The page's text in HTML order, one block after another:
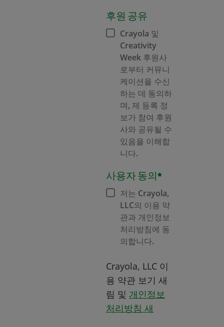
후원 공유
Crayola 및
Creativity
Week 후원사
로부터 커뮤니
케이션을 수신
하는 데 동의하
며, 제 등록 정
보가 참여 후원
사와 공유될 수
있음을 이해합
니다.
사용자 동의*
저는 Crayola,
LLC의 이용 약
관과 개인정보
처리방침에 동
의합니다.
Crayola, LLC 이
용 약관 보기 새
림 및 개인정보
처리방침 새